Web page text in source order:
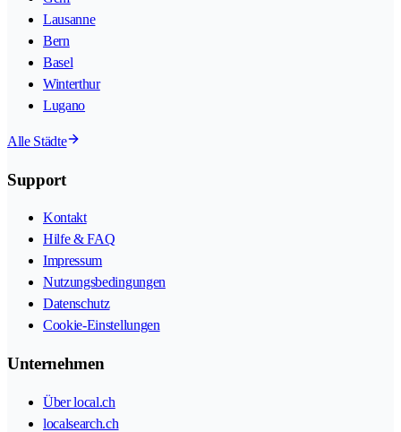
Lausanne
Bern
Basel
Winterthur
Lugano
Alle Städte
Support
Kontakt
Hilfe & FAQ
Impressum
Nutzungsbedingungen
Datenschutz
Cookie-Einstellungen
Unternehmen
Über local.ch
localsearch.ch